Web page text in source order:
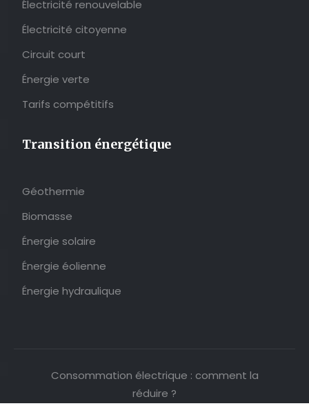
Électricité renouvelable
Électricité citoyenne
Circuit court
Énergie verte
Tarifs compétitifs
Transition énergétique
Géothermie
Biomasse
Énergie solaire
Énergie éolienne
Énergie hydraulique
Consommation électrique : comment la
réduire ?